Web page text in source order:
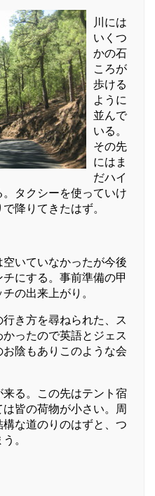
川には
いくつ
かの石
ころが
歩ける
ように
並んで
いる。
その先
にはま
だハイ
タクシーを使っていけ
降りてきたはず。
いていなかったが今後
にする。事前準備の甲
の出来上がり。
き方を尋ねられた、ス
ったので英語とジェス
陰もありこのような会
る。この先はテント宿
皆の荷物が小さい。周
な道のりのはずと、つ
。